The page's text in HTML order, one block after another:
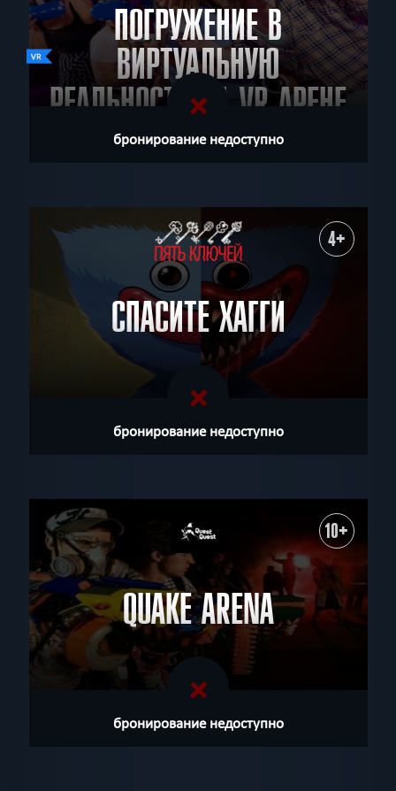
ПОГРУЖЕНИЕ В
ВИРТУАЛЬНУЮ
РЕАЛЬНОСТЬ НА VR АРЕНЕ
КАМЕЛОТ
бронирование недоступно
4+
СПАСИТЕ ХАГГИ
бронирование недоступно
10+
QUAKE ARENA
бронирование недоступно